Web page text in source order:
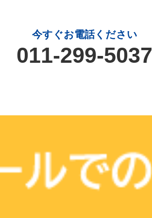
今すぐお電話ください
011-299-5037